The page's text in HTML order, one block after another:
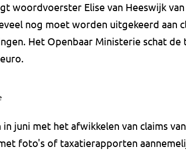
woordvoerster Elise van Heeswijk
nog moet worden uitgekeerd aan
Het Openbaar Ministerie schat de
in juni met het afwikkelen van claims
foto's of taxatierapporten